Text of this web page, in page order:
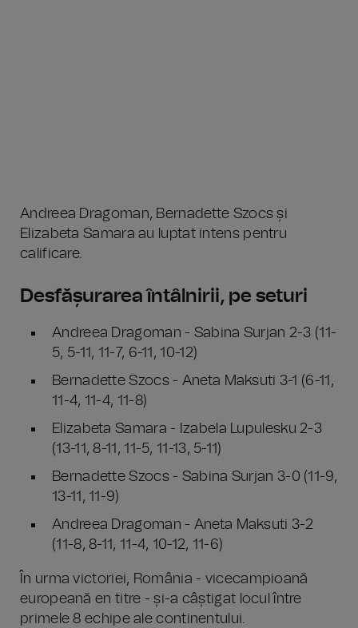
Andreea Dragoman, Bernadette Szocs și
Elizabeta Samara au luptat intens pentru
calificare.
Desfășurarea întâlnirii, pe seturi
Andreea Dragoman - Sabina Surjan 2-3 (11-
5, 5-11, 11-7, 6-11, 10-12)
Bernadette Szocs - Aneta Maksuti 3-1 (6-11,
11-4, 11-4, 11-8)
Elizabeta Samara - Izabela Lupulesku 2-3
(13-11, 8-11, 11-5, 11-13, 5-11)
Bernadette Szocs - Sabina Surjan 3-0 (11-9,
13-11, 11-9)
Andreea Dragoman - Aneta Maksuti 3-2
(11-8, 8-11, 11-4, 10-12, 11-6)
În urma victoriei, România - vicecampioană
europeană en titre - și-a câștigat locul între
primele 8 echipe ale continentului.